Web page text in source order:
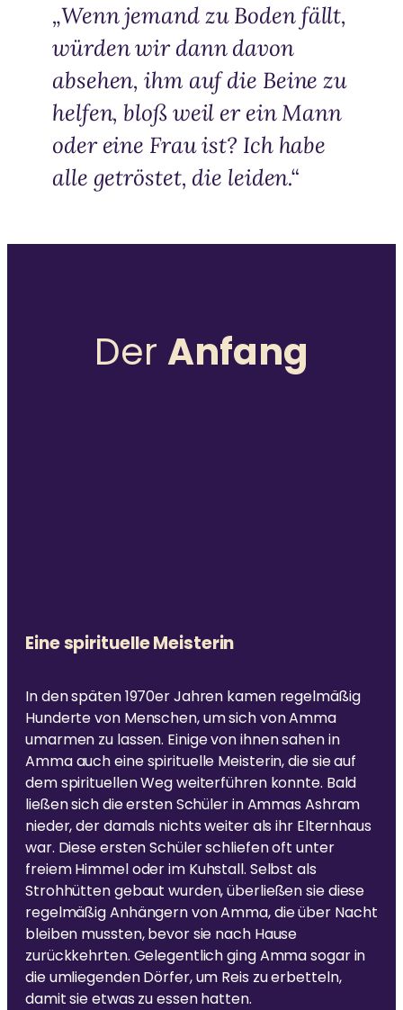
„Wenn jemand zu Boden fällt,
würden wir dann davon
absehen, ihm auf die Beine zu
helfen, bloß weil er ein Mann
oder eine Frau ist? Ich habe
alle getröstet, die leiden.“
DerAnfang
Eine spirituelle Meisterin
In den späten 1970er Jahren kamen regelmäßig
Hunderte von Menschen, um sich von Amma
umarmen zu lassen. Einige von ihnen sahen in
Amma auch eine spirituelle Meisterin, die sie auf
dem spirituellen Weg weiterführen konnte. Bald
ließen sich die ersten Schüler in Ammas Ashram
nieder, der damals nichts weiter als ihr Elternhaus
war. Diese ersten Schüler schliefen oft unter
freiem Himmel oder im Kuhstall. Selbst als
Strohhütten gebaut wurden, überließen sie diese
regelmäßig Anhängern von Amma, die über Nacht
bleiben mussten, bevor sie nach Hause
zurückkehrten. Gelegentlich ging Amma sogar in
die umliegenden Dörfer, um Reis zu erbetteln,
damit sie etwas zu essen hatten.